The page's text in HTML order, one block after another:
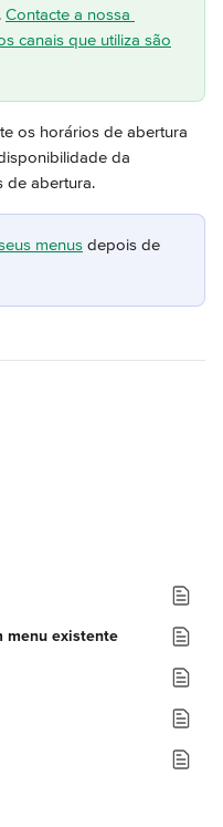
Contacte a nossa
canais que utiliza são
os horários de abertura
da
de abertura.
menus depois de
menu existente